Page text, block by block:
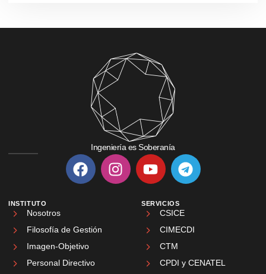
Ingeniería es Soberanía
INSTITUTO
Nosotros
Filosofía de Gestión
Imagen-Objetivo
Personal Directivo
SERVICIOS
CSICE
CIMECDI
CTM
CPDI y CENATEL